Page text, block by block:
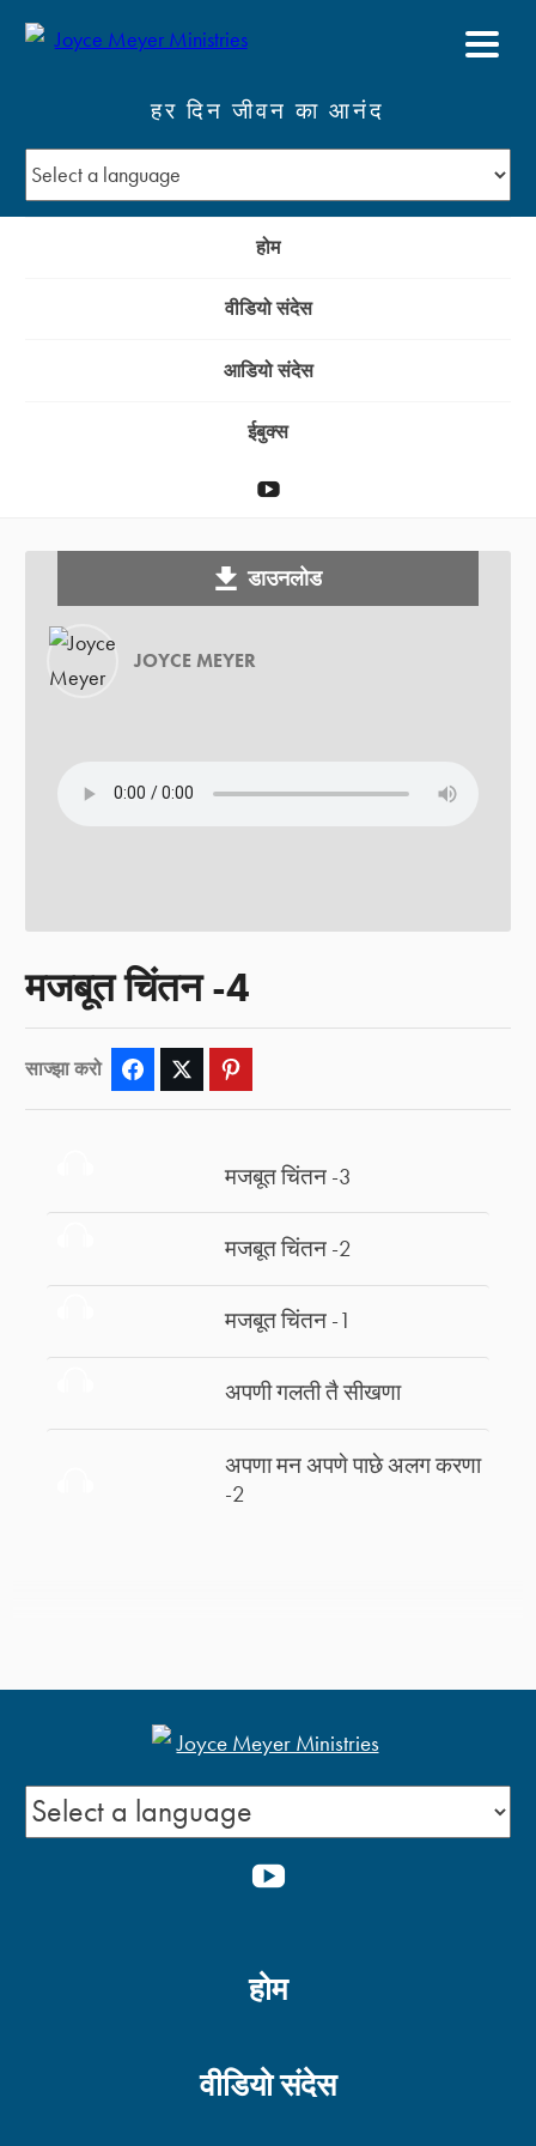
हर दिन जीवन का आनंद
होम
वीडियो संदेस
आडियो संदेस
ईबुक्स
YouTube
JOYCE MEYER
डाउनलोड
मजबूत चिंतन -4
साज्झा करो Facebook Twitter
मजबूत चिंतन -3
मजबूत चिंतन -2
मजबूत चिंतन -1
अपणी गलती तै सीखणा
अपणा मन अपणे पाछे अलग करणा
-2
होम
वीडियो संदेस